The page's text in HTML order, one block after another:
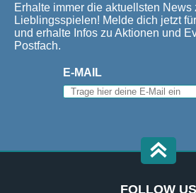
Erhalte immer die aktuellsten News
Lieblingsspielen! Melde dich jetzt
und erhalte Infos zu Aktionen und
Postfach.
E-MAIL
FOLLOW US